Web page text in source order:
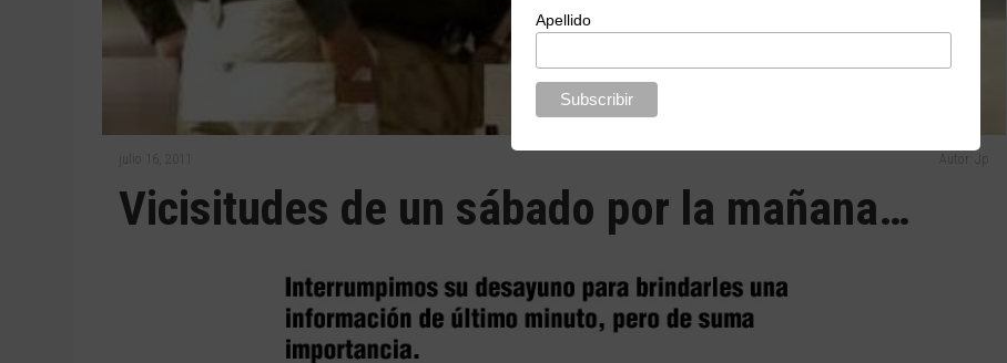
julio 16, 2011 Autor: Jp
Vicisitudes de un sábado por la mañana…
Apellido